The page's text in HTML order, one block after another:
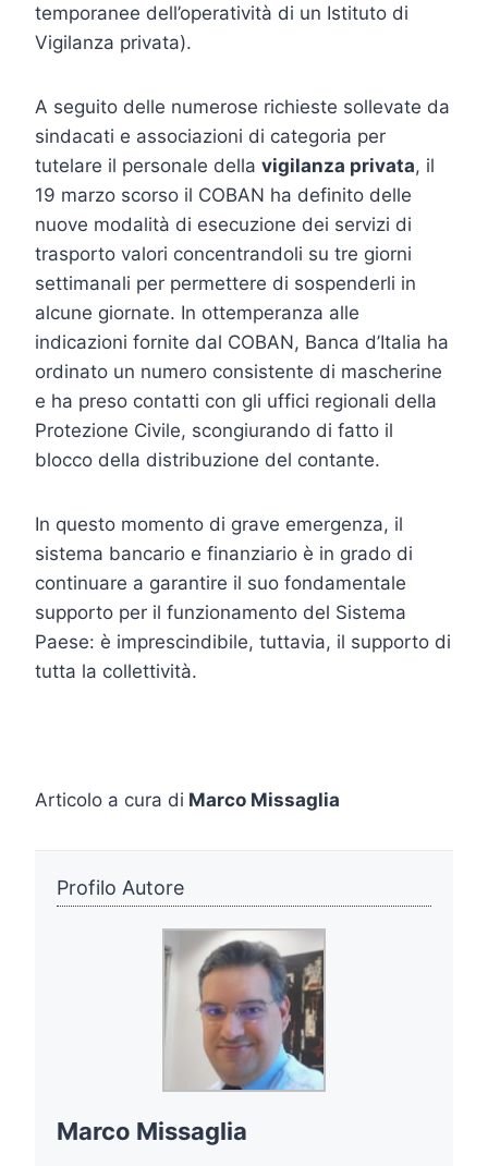
temporanee dell’operatività di un Istituto di
Vigilanza privata).
A seguito delle numerose richieste sollevate da
sindacati e associazioni di categoria per
tutelare il personale della vigilanza privata, il
19 marzo scorso il COBAN ha definito delle
nuove modalità di esecuzione dei servizi di
trasporto valori concentrandoli su tre giorni
settimanali per permettere di sospenderli in
alcune giornate. In ottemperanza alle
indicazioni fornite dal COBAN, Banca d’Italia ha
ordinato un numero consistente di mascherine
e ha preso contatti con gli uffici regionali della
Protezione Civile, scongiurando di fatto il
blocco della distribuzione del contante.
In questo momento di grave emergenza, il
sistema bancario e finanziario è in grado di
continuare a garantire il suo fondamentale
supporto per il funzionamento del Sistema
Paese: è imprescindibile, tuttavia, il supporto di
tutta la collettività.
Articolo a cura di Marco Missaglia
Profilo Autore
Marco Missaglia